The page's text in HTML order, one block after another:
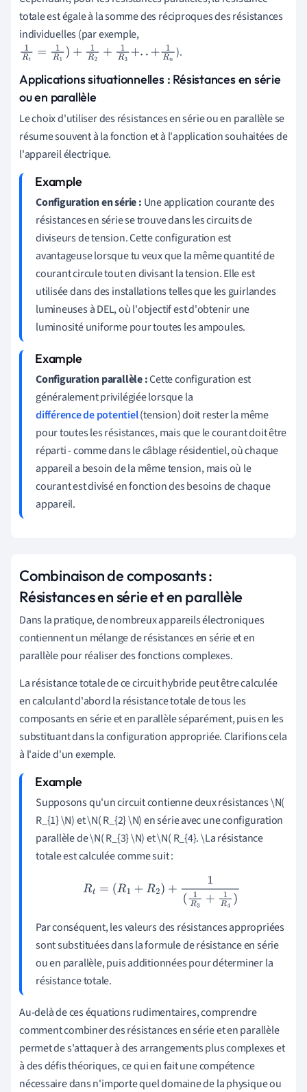
totale est égale à la somme des réciproques des résistances
individuelles (par exemple,
1Rt =1R 1)+1 R2+1R3 +.. +1Rn ).
Applications situationnelles : Résistances en série
ou en parallèle
Le choix d'utiliser des résistances en série ou en parallèle se
résume souvent à la fonction et à l'application souhaitées de
l'appareil électrique.
Configuration en série : Une application courante des
résistances en série se trouve dans les circuits de
diviseurs de tension. Cette configuration est
avantageuse lorsque tu veux que la même quantité de
courant circule tout en divisant la tension. Elle est
utilisée dans des installations telles que les guirlandes
lumineuses à DEL, où l'objectif est d'obtenir une
luminosité uniforme pour toutes les ampoules.
Configuration parallèle :Cette configuration est
généralement privilégiée lorsque la
différence de potentiel(tension) doit rester la même
pour toutes les résistances, mais que le courant doit être
réparti - comme dans le câblage résidentiel, où chaque
appareil a besoin de la même tension, mais où le
courant est divisé en fonction des besoins de chaque
appareil.
Combinaison de composants :
Résistances en série et en parallèle
Dans la pratique, de nombreux appareils électroniques
contiennent un mélange de résistances en série et en
parallèle pour réaliser des fonctions complexes.
La résistance totale de ce circuit hybride peut être calculée
en calculant d'abord la résistance totale de tous les
composants en série et en parallèle séparément, puis en les
substituant dans la configuration appropriée. Clarifions cela
à l'aide d'un exemple.
Supposons qu'un circuit contienne deux résistances \N(
R_{1} \N) et \N( R_{2} \N) en série avec une configuration
parallèle de \N( R_{3} \N) et \N( R_{4}. \La résistance
totale est calculée comme suit :
Rt=(R 1+ R2)+1(1 R3+1R4)
Par conséquent, les valeurs des résistances appropriées
sont substituées dans la formule de résistance en série
ou en parallèle, puis additionnées pour déterminer la
résistance totale.
Au-delà de ces équations rudimentaires, comprendre
comment combiner des résistances en série et en parallèle
permet de s'attaquer à des arrangements plus complexes et
à des défis théoriques, ce qui en fait une compétence
nécessaire dans n'importe quel domaine de la physique ou